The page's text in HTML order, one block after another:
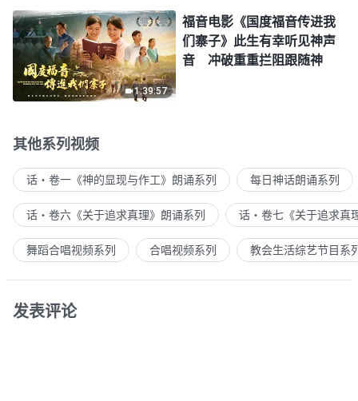
1:39:57
福音电影《国度福音传进我
们寨子》此生有幸听见神声
音 冲破重重拦阻跟随神
其他系列视频
话・卷一《神的显现与作工》朗诵系列 每日神话朗诵系列
话・卷六《关于追求真理》朗诵系列 话・卷七《关于追求真
舞蹈合唱视频系列 合唱视频系列 教会生活综艺节目系
发表评论